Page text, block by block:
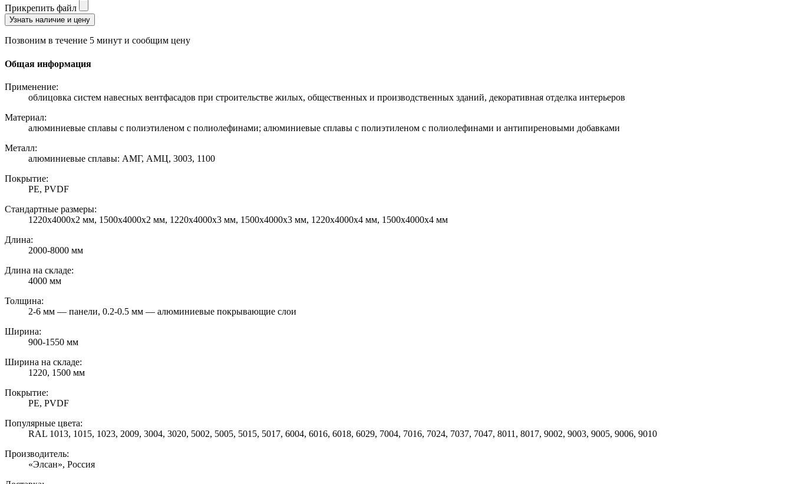
Прикрепить файл
Узнать наличие и цену
Позвоним в течение 5 минут и сообщим цену
Общая информация
Применение:
облицовка систем навесных вентфасадов при строительстве жилых, общественных и производственных зданий, декоративная отделка интерьеров
Материал:
алюминиевые сплавы с полиэтиленом с полиолефинами; алюминиевые сплавы с полиэтиленом с полиолефинами и антипиреновыми добавками
Металл:
алюминиевые сплавы: АМГ, АМЦ, 3003, 1100
Покрытие:
PE, PVDF
Стандартные размеры:
1220х4000х2 мм, 1500х4000х2 мм, 1220х4000х3 мм, 1500х4000х3 мм, 1220х4000х4 мм, 1500х4000х4 мм
Длина:
2000-8000 мм
Длина на складе:
4000 мм
Толщина:
2-6 мм — панели, 0.2-0.5 мм — алюминиевые покрывающие слои
Ширина:
900-1550 мм
Ширина на складе:
1220, 1500 мм
Покрытие:
PE, PVDF
Популярные цвета:
RAL 1013, 1015, 1023, 2009, 3004, 3020, 5002, 5005, 5015, 5017, 6004, 6016, 6018, 6029, 7004, 7016, 7024, 7037, 7047, 8011, 8017, 9002, 9003, 9005, 9006, 9010
Производитель:
«Элсан», Россия